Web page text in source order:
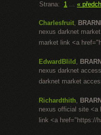
Strana: 1 ... «
Charlesfruit,
nexus darknet
market link <a
EdwardBlild ,
nexus darknet
darknet market
Richardthith,
nexus official site <a
link <a href="https://